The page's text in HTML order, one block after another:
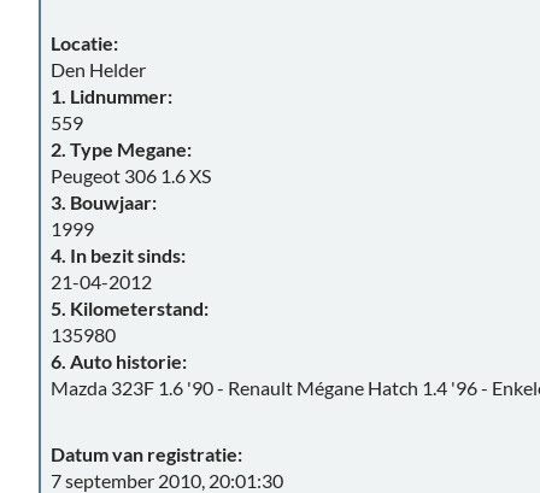
Locatie:
Den Helder
1. Lidnummer:
559
2. Type Megane:
Peugeot 306 1.6 XS
3. Bouwjaar:
1999
4. In bezit sinds:
21-04-2012
5. Kilometerstand:
135980
6. Auto historie:
Mazda 323F 1.6 '90 - Renault Mégane Hatch 1.4 '96 -
Datum van registratie:
7 september 2010, 20:01:30